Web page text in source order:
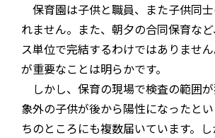
保育園は子供と職員、また子供同
れません。また、朝夕の合同保育な
ス単位で完結するわけではありませ
が重要なことは明らかです。
しかし、保育の現場で検査の範囲
象外の子供が後から陽性になったと
ちのところにも複数届いています。